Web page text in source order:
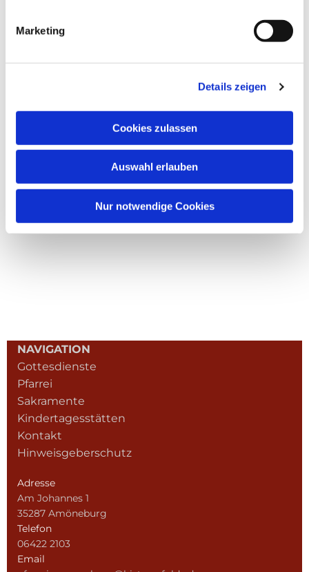
Marketing
Details zeigen
Cookies zulassen
Auswahl erlauben
Nur notwendige Cookies
NAVIGATION
Gottesdienste
Pfarrei
Sakramente
Kindertagesstätten
Kontakt
Hinweisgeberschutz
Adresse
Am Johannes 1
35287 Amöneburg
Telefon
06422 2103
Email